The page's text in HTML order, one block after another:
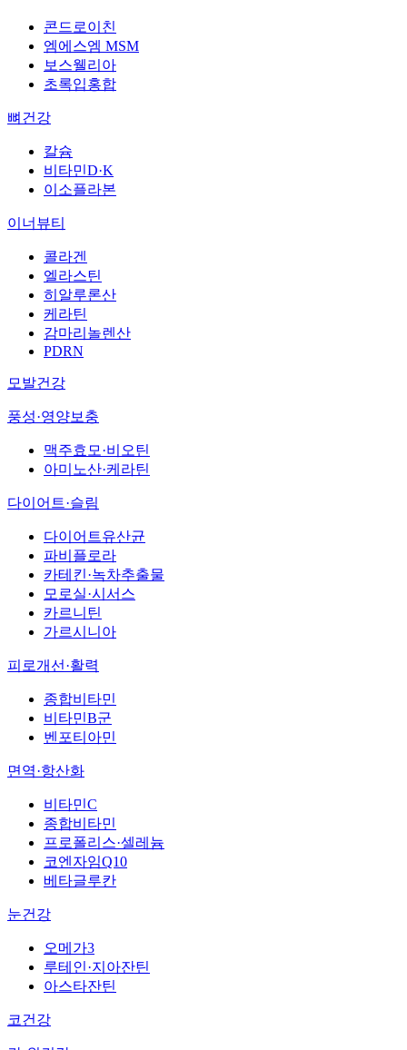
콘드로이친
엠에스엠 MSM
보스웰리아
초록입홍합
뼈건강
칼슘
비타민D·K
이소플라본
이너뷰티
콜라겐
엘라스틴
히알루론산
케라틴
감마리놀렌산
PDRN
모발건강
풍성·영양보충
맥주효모·비오틴
아미노산·케라틴
다이어트·슬림
다이어트유산균
파비플로라
카테킨·녹차추출물
모로실·시서스
카르니틴
가르시니아
피로개선·활력
종합비타민
비타민B군
벤포티아민
면역·항산화
비타민C
종합비타민
프로폴리스·셀레늄
코엔자임Q10
베타글루칸
눈건강
오메가3
루테인·지아잔틴
아스타잔틴
코건강